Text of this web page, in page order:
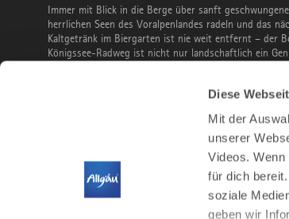
Diese
Mit der
unserer
Videos.
für dich
soziale
geben wir
Immer mit Blick in die Berge über sanft
herrlichen Seen des Voralpenlandes radeln und das
Kaltgetränk im Biergarten ist nie weit entfernt – der
Königssee-Radweg ist nicht nur landschaftlich ein
Radweg
Ausflüge mit Bus und Bahn
Du musst keinen Parkplatz suchen, kannst vor der
noch ein Bier bestellen und ist teilweise sogar gratis:
und Bahn, um das Allgäu zu entdecken. Ob
Stadtbesuch, Wanderung, Radtour oder Wintersport
du ein paar Vorschläge.